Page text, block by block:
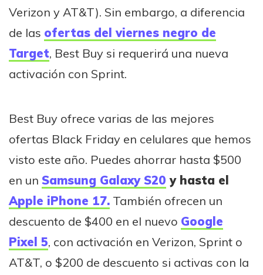
Verizon y AT&T). Sin embargo, a diferencia
de las ofertas del viernes negro de
Target, Best Buy si requerirá una nueva
activación con Sprint.
Best Buy ofrece varias de las mejores
ofertas Black Friday en celulares que hemos
visto este año. Puedes ahorrar hasta $500
en un Samsung Galaxy S20 y hasta el
Apple iPhone 17. También ofrecen un
descuento de $400 en el nuevo Google
Pixel 5, con activación en Verizon, Sprint o
AT&T, o $200 de descuento si activas con la